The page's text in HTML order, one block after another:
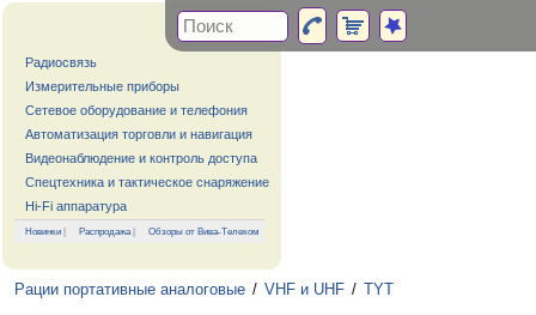
Радиосвязь
Измерительные приборы
Сетевое оборудование и телефония
Автоматизация торговли и навигация
Видеонаблюдение и контроль доступа
Спецтехника и тактическое снаряжение
Hi-Fi аппаратура
Новинки | Распродажа| Обзоры от Вива-Телеком
Рации портативные аналоговые / VHF и UHF / TYT